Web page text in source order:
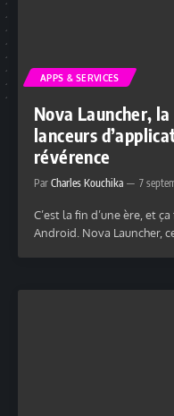
APPS & SERVICES
Nova Launcher,
lanceurs
révérence
Par Charles Kouchika 7
C’est la fin d’une ère, et
Android. Nova Launcher,